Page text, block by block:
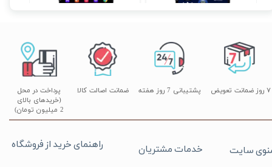
پشتیبانی 7 روز هفته
پرداخت در محل
(خریدهای بالای
2 میلیون تومان)
۷ روز ضمانت تعویض ضمانت اصالت کالا
راهنمای خرید از فروشگاه خدمات مشتریان سایت